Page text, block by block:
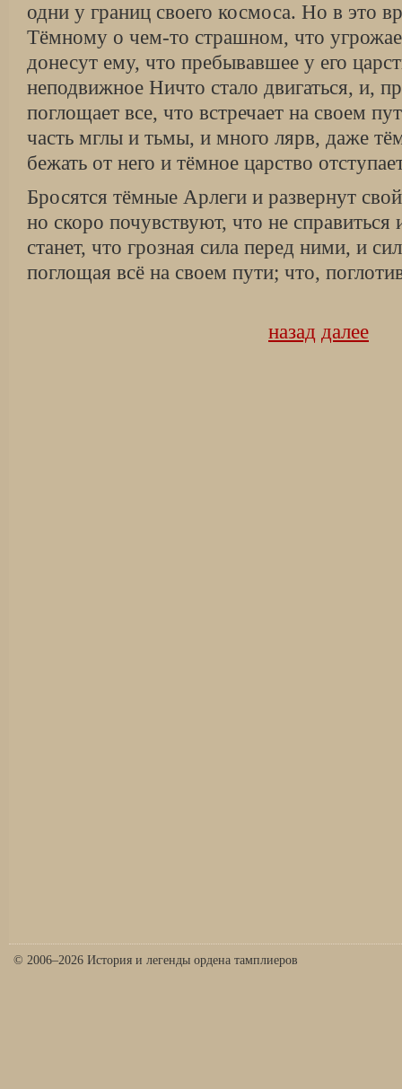
одни у границ своего космоса. Но в это
Тёмному о чем-то страшном, что
донесут ему, что пребывавшее у его
неподвижное Ничто стало двигаться, и,
поглощает все, что встречает на своем
часть мглы и тьмы, и много лярв, даже
бежать от него и тёмное царство
Бросятся тёмные Арлеги и развернут
но скоро почувствуют, что не
станет, что грозная сила перед ними, и
поглощая всё на своем пути; что,
назад далее
© 2006–2026 История и легенды ордена тамплиеров